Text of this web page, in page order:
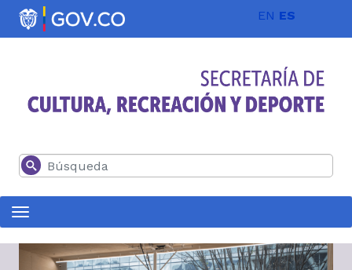
Pasar al contenido principal EN ES
Buscar